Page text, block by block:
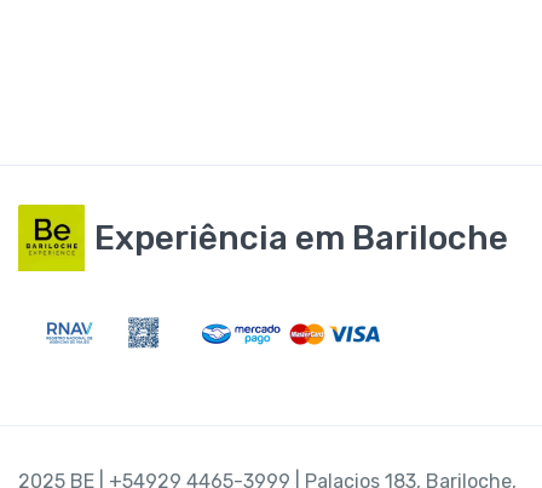
Experiência em Bariloche
2025 BE | +54929 4465-3999 | Palacios 183, Bariloche,